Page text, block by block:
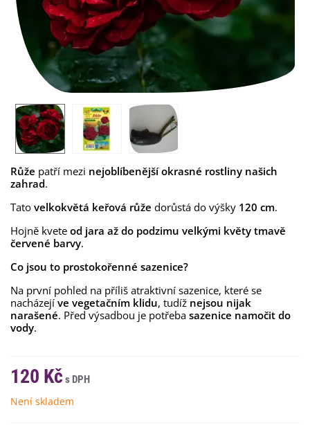
Růže patří mezi nejoblíbenější okrasné rostliny našich
zahrad.
Tato velkokvětá keřová růže dorůstá do výšky 120 cm.
Hojně kvete od jara až do podzimu velkými květy tmavě
červené barvy.
Co jsou to prostokořenné sazenice?
Na první pohled na příliš atraktivní sazenice, které se
nacházejí ve vegetačním klidu, tudíž nejsou nijak
narašené. Před výsadbou je potřeba sazenice namočit do
vody.
120 Kč
Není skladem